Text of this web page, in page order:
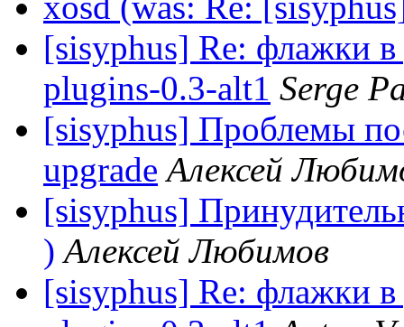
[sisyphus] Re: флажки
plugins-0.3-alt1 Serge
[sisyphus] Проблемы
upgrade Алексей
[sisyphus]
) Алексей Любимов
[sisyphus] Re: флажки